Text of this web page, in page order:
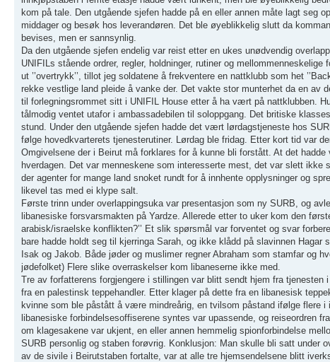
kom på tale. Den utgående sjefen hadde på en eller annen måte lagt seg
middager og besøk hos leverandøren. Det ble øyeblikkelig slutt da
bevises, men er sannsynlig.
Da den utgående sjefen endelig var reist etter en ukes unødvendig
UNIFILs stående ordrer, regler, holdninger, rutiner og
ut ’’overtrykk’’, tillot jeg soldatene å frekventere en nattklubb som het
rekke vestlige land pleide å vanke der. Det vakte stor munterhet da en av
til forlegningsrommet sitt i UNIFIL House etter å ha vært på nattklubben.
tålmodig ventet utafor i ambassadebilen til soloppgang. Det britiske
stund. Under den utgående sjefen hadde det vært lørdagstjeneste hos
følge hovedkvarterets tjenesterutiner. Lørdag ble fridag. Etter kort tid var
Omgivelsene der i Beirut må forklares for å kunne bli forstått. At det
hverdagen. Det var menneskene som interesserte mest, det var slett
der agenter for mange land snoket rundt for å innhente opplysninger og
likevel tas med ei klype salt.
Første trinn under overlappingsuka var presentasjon som ny SURB, og
libanesiske forsvarsmakten på Yardze. Allerede etter to uker kom den
arabisk/israelske konflikten?’’ Et slik spørsmål var forventet og svar
bare hadde holdt seg til kjerringa Sarah, og ikke klådd på slavinnen
Isak og Jakob. Både jøder og muslimer regner Abraham som stamfar og
jødefolket) Flere slike overraskelser kom libaneserne ikke med.
Tre av forfatterens forgjengere i stillingen var blitt sendt hjem fra
fra en palestinsk teppehandler. Etter klager på dette fra en libanesisk
kvinne som ble påstått å være mindreårig, en tvilsom påstand ifølge flere
libanesiske forbindelsesoffiserene syntes var upassende, og reiseordren
om klagesakene var ukjent, en eller annen hemmelig spionforbindelse
SURB personlig og staben forøvrig. Konklusjon: Man skulle bli satt under
av de sivile i Beirutstaben fortalte, var at alle tre hjemsendelsene blitt